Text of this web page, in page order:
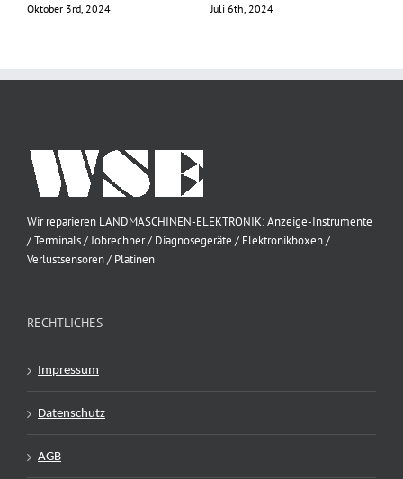
Oktober 3rd, 2024 Juli 6th, 2024
Wir reparieren LANDMASCHINEN-ELEKTRONIK: Anzeige-Instrumente
/ Terminals / Jobrechner / Diagnosegeräte / Elektronikboxen /
Verlustsensoren / Platinen
RECHTLICHES
Impressum
Datenschutz
AGB